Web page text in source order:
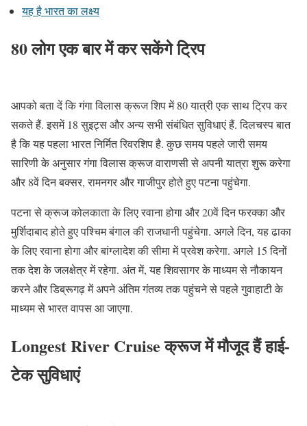
यह है भारत का लक्ष्य
80 लोग एक बार में कर सकेंगे ट्रिप
आपको बता दें कि गंगा विलास क्रूज शिप में 80 यात्री एक साथ ट्रिप कर
सकते हैं. इसमें 18 सुइट्स और अन्य सभी संबंधित सुविधाएं हैं. दिलचस्प बात
है कि यह पहला भारत निर्मित रिवरशिप है. कुछ समय पहले जारी समय
सारिणी के अनुसार गंगा विलास क्रूज वाराणसी से अपनी यात्रा शुरू करेगा
और 8वें दिन बक्सर, रामनगर और गाजीपुर होते हुए पटना पहुंचेगा.
पटना से क्रूज कोलकाता के लिए रवाना होगा और 20वें दिन फरक्का और
मुर्शिदाबाद होते हुए पश्चिम बंगाल की राजधानी पहुंचेगा. अगले दिन, यह ढाका
के लिए रवाना होगा और बांग्लादेश की सीमा में प्रवेश करेगा. अगले 15 दिनों
तक देश के जलक्षेत्र में रहेगा. अंत में, यह शिवसागर के माध्यम से नौकायन
करने और डिब्रूगढ़ में अपने अंतिम गंतव्य तक पहुंचने से पहले गुवाहाटी के
माध्यम से भारत वापस आ जाएगा.
Longest River Cruiseक्रूज में मौजूद हैं हाई-
टेक सुविधाएं